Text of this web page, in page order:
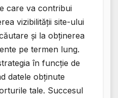
care va contribui
vizibilității site-ului
și la obținerea
pe termen lung.
în funcție de
datele obținute
tale. Succesul